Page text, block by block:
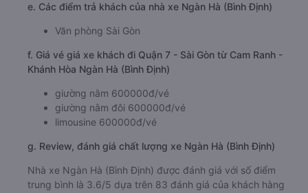
e. Các điểm trả khách của nhà xe Ngàn Hà (Bình Định)
Văn phòng Sài Gòn
f. Giá vé giá xe khách đi Quận 7 - Sài Gòn từ Cam Ranh -
Khánh Hòa Ngàn Hà (Bình Định)
giường nằm 600000đ/vé
giường nằm đôi 600000đ/vé
limousine 600000đ/vé
g. Review, đánh giá chất lượng xe Ngàn Hà (Bình Định)
Nhà xe Ngàn Hà (Bình Định) được đánh giá với số điểm
trung bình là 3.6/5 dựa trên 83 đánh giá của khách hàng